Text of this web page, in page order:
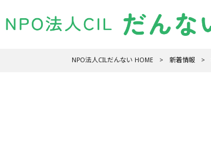
NPO法人CILだんない HOME > 新着情報 >